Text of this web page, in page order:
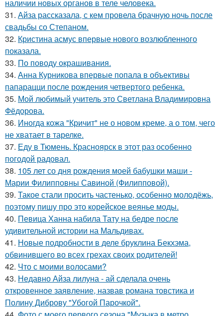
наличии новых органов в теле человека.
31. Айза рассказала, с кем провела брачную ночь после
свадьбы со Степаном.
32. Кристина асмус впервые нового возлюбленного
показала.
33. По поводу окрашивания.
34. Анна Курникова впервые попала в объективы
папарацци после рождения четвертого ребенка.
35. Мой любимый учитель это Светлана Владимировна
Фёдорова.
36. Иногда кожа "Кричит" не о новом креме, а о том, чего
не хватает в тарелке.
37. Еду в Тюмень. Красноярск в этот раз особенно
погодой радовал.
38. 105 лет со дня рождения моей бабушки маши -
Марии Филипповны Савиной (Филипповой).
39. Такое стали просить частенько, особенно молодёжь,
поэтому пишу про это корейское веянье моды.
40. Певица Ханна набила Тату на бедре после
удивительной истории на Мальдивах.
41. Новые подробности в деле бруклина Бекхэма,
обвинившего во всех грехах своих родителей!
42. Что с моими волосами?
43. Недавно Айза лилуна - ай сделала очень
откровенное заявление, назвав романа товстика и
Полину Диброву "Убогой Парочкой".